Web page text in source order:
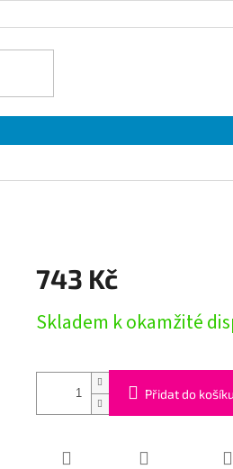
743 Kč
cena:
Skladem k okamžité
Přidat do košíku